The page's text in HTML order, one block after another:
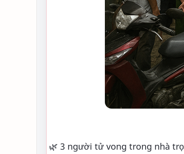
🌿 3 người tử vong trong nhà